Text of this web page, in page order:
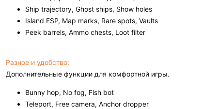
Ship trajectory, Ghost ships, Show holes
Island ESP, Map marks, Rare spots, Vaults
Peek barrels, Ammo chests, Loot filter
Разное и удобство:
Дополнительные функции для комфортной игры.
Bunny hop, No fog, Fish bot
Teleport, Free camera, Anchor dropper